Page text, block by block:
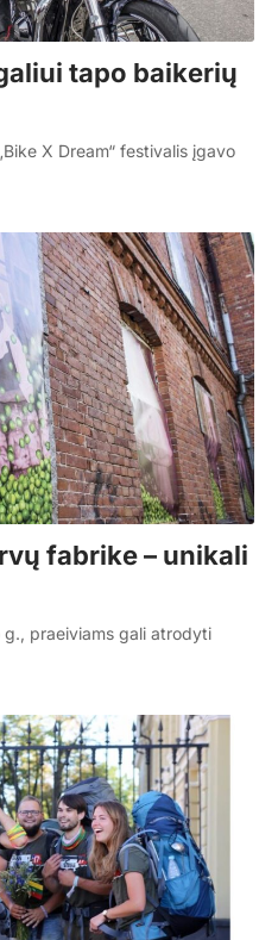
tapo baikerių
X Dream“ festivalis įgavo
fabrike – unikali
g., praeiviams gali atrodyti